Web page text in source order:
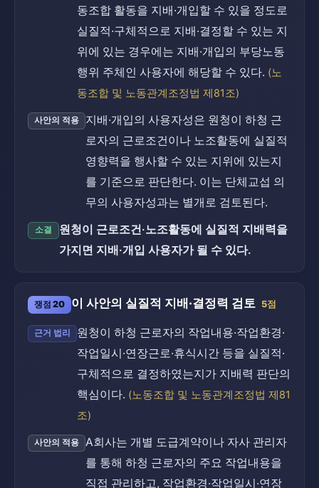
동조합 활동을 지배·개입할 수 있을 정도로
실질적·구체적으로 지배·결정할 수 있는 지
위에 있는 경우에는 지배·개입의 부당노동
행위 주체인 사용자에 해당할 수 있다. (노
동조합 및 노동관계조정법 제81조)
사안의 적용
지배·개입의 사용자성은 원청이 하청 근
로자의 근로조건이나 노조활동에 실질적
영향력을 행사할 수 있는 지위에 있는지
를 기준으로 판단한다. 이는 단체교섭 의
무의 사용자성과는 별개로 검토된다.
소결
원청이 근로조건·노조활동에 실질적 지배력을
가지면 지배·개입 사용자가 될 수 있다.
쟁점 20 이 사안의 실질적 지배·결정력 검토 5점
근거 법리
원청이 하청 근로자의 작업내용·작업환경·
작업일시·연장근로·휴식시간 등을 실질적·
구체적으로 결정하였는지가 지배력 판단의
핵심이다. (노동조합 및 노동관계조정법 제81
조)
사안의 적용
A회사는 개별 도급계약이나 자사 관리자
를 통해 하청 근로자의 주요 작업내용을
직접 관리하고, 작업환경·작업일시·연장